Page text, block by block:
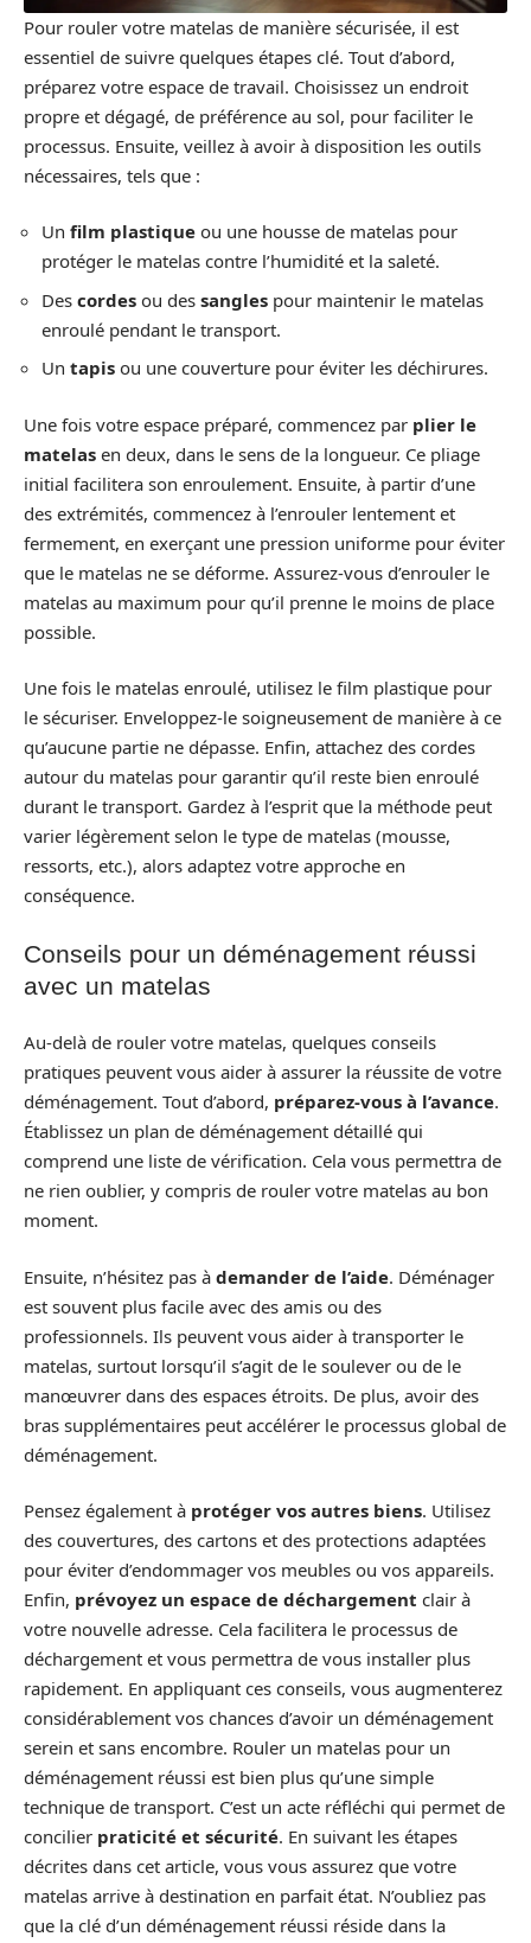
Pour rouler votre matelas de manière sécurisée, il est
essentiel de suivre quelques étapes clé. Tout d’abord,
préparez votre espace de travail. Choisissez un endroit
propre et dégagé, de préférence au sol, pour faciliter le
processus. Ensuite, veillez à avoir à disposition les outils
nécessaires, tels que :
Un film plastique ou une housse de matelas pour
protéger le matelas contre l’humidité et la saleté.
Des cordes ou des sangles pour maintenir le matelas
enroulé pendant le transport.
Un tapis ou une couverture pour éviter les déchirures.
Une fois votre espace préparé, commencez par plier le
matelas en deux, dans le sens de la longueur. Ce pliage
initial facilitera son enroulement. Ensuite, à partir d’une
des extrémités, commencez à l’enrouler lentement et
fermement, en exerçant une pression uniforme pour éviter
que le matelas ne se déforme. Assurez-vous d’enrouler le
matelas au maximum pour qu’il prenne le moins de place
possible.
Une fois le matelas enroulé, utilisez le film plastique pour
le sécuriser. Enveloppez-le soigneusement de manière à ce
qu’aucune partie ne dépasse. Enfin, attachez des cordes
autour du matelas pour garantir qu’il reste bien enroulé
durant le transport. Gardez à l’esprit que la méthode peut
varier légèrement selon le type de matelas (mousse,
ressorts, etc.), alors adaptez votre approche en
conséquence.
Conseils pour un déménagement réussi
avec un matelas
Au-delà de rouler votre matelas, quelques conseils
pratiques peuvent vous aider à assurer la réussite de votre
déménagement. Tout d’abord, préparez-vous à l’avance.
Établissez un plan de déménagement détaillé qui
comprend une liste de vérification. Cela vous permettra de
ne rien oublier, y compris de rouler votre matelas au bon
moment.
Ensuite, n’hésitez pas à demander de l’aide. Déménager
est souvent plus facile avec des amis ou des
professionnels. Ils peuvent vous aider à transporter le
matelas, surtout lorsqu’il s’agit de le soulever ou de le
manœuvrer dans des espaces étroits. De plus, avoir des
bras supplémentaires peut accélérer le processus global de
déménagement.
Pensez également à protéger vos autres biens. Utilisez
des couvertures, des cartons et des protections adaptées
pour éviter d’endommager vos meubles ou vos appareils.
Enfin, prévoyez un espace de déchargement clair à
votre nouvelle adresse. Cela facilitera le processus de
déchargement et vous permettra de vous installer plus
rapidement. En appliquant ces conseils, vous augmenterez
considérablement vos chances d’avoir un déménagement
serein et sans encombre. Rouler un matelas pour un
déménagement réussi est bien plus qu’une simple
technique de transport. C’est un acte réfléchi qui permet de
concilier praticité et sécurité. En suivant les étapes
décrites dans cet article, vous vous assurez que votre
matelas arrive à destination en parfait état. N’oubliez pas
que la clé d’un déménagement réussi réside dans la